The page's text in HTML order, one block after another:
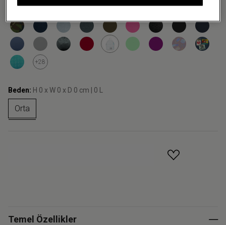
Renk:Sw Light Side
+28
Beden: H 0 x W 0 x D 0 cm | 0 L
Orta
Temel Özellikler